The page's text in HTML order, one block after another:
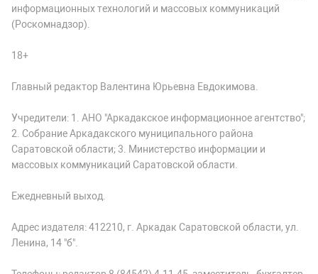
информационных технологий и массовых коммуникаций
(Роскомнадзор).
18+
Главный редактор Валентина Юрьевна Евдокимова.
Учредители: 1. АНО "Аркадакское информационное агентство";
2. Собрание Аркадакского муниципального района
Саратовской области; 3. Министерство информации и
массовых коммуникаций Саратовской области.
Ежедневный выход.
Адрес издателя: 412210, г. Аркадак Саратовской области, ул.
Ленина, 14 "б".